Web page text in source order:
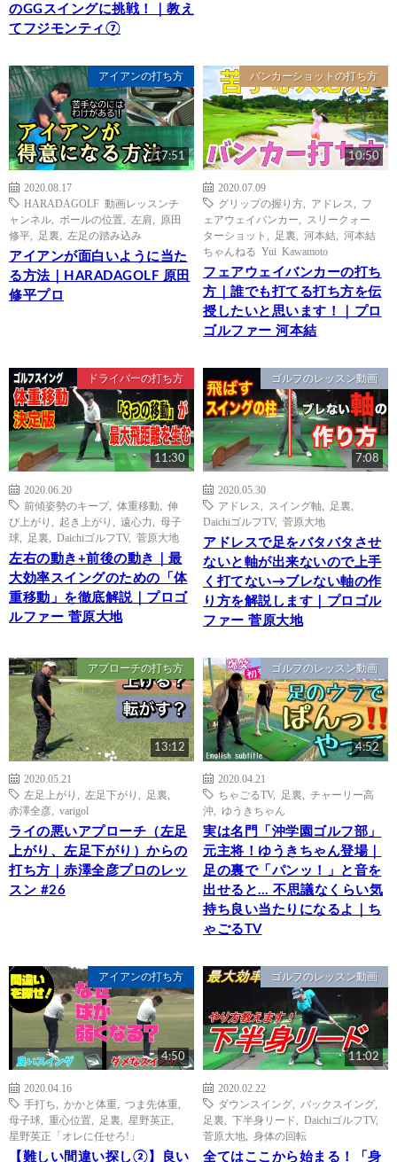
のGGスイングに挑戦！｜教え
てフジモンティ⑦
アイアンの打ち方
17:51
2020.08.17
HARADAGOLF 動画レッスンチ
ャンネル
ボールの位置 左肩
原田
修平
足裏 左足の踏み込み
アイアンが面白いように当た
る方法｜HARADAGOLF 原田
修平プロ
バンカーショットの打ち方
10:50
2020.07.09
グリップの握り方
アドレス
フ
ェアウェイバンカー
スリークォー
ターショット
足裏 河本結
河本結
ちゃんねる Yui Kawamoto
フェアウェイバンカーの打ち
方｜誰でも打てる打ち方を伝
授したいと思います！｜プロ
ゴルファー 河本結
ドライバーの打ち方
11:30
2020.06.20
前傾姿勢のキープ, 体重移動
伸
び上がり
起き上がり 遠心力
母子
球
足裏 DaichiゴルフTV, 菅原大地
左右の動き+前後の動き｜最
大効率スイングのための「体
重移動」を徹底解説｜プロゴ
ルファー 菅原大地
ゴルフのレッスン動画
7:08
2020.05.30
アドレス
スイング軸 足裏
DaichiゴルフTV, 菅原大地
アドレスで足をバタバタさせ
ないと軸が出来ないので上手
く打てない→ブレない軸の作
り方を解説します｜プロゴル
ファー 菅原大地
アプローチの打ち方
13:12
2020.05.21
左足上がり
左足下がり 足裏
赤澤全彦
varigol
ライの悪いアプローチ（左足
上がり、左足下がり）からの
打ち方｜赤澤全彦プロのレッ
スン #26
ゴルフのレッスン動画
4:52
2020.04.21
ちゃごるTV, 足裏
チャーリー高
沖
ゆうきちゃん
実は名門「沖学園ゴルフ部」
元主将！ゆうきちゃん登場｜
足の裏で「パンッ！」と音を
出せると… 不思議なくらい気
持ち良い当たりになるよ｜ち
ゃごるTV
アイアンの打ち方
4:50
2020.04.16
手打ち
かかと体重 つま先体重
母子球
重心位置 足裏 星野英正
星野英正「オレに任せろ!」
【難しい間違い探し②】良い
ゴルフのレッスン動画
11:02
2020.02.22
ダウンスイング
バックスイング
足裏
下半身リード DaichiゴルフTV,
菅原大地
身体の回転
全てはここから始まる！「身